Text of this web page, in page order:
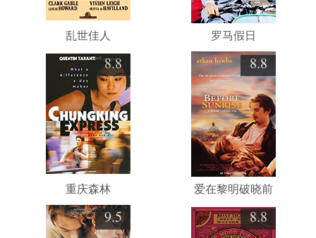
乱世佳人 罗马假日
8.8
重庆森林
8.8
爱在黎明破晓前
9.5 8.8